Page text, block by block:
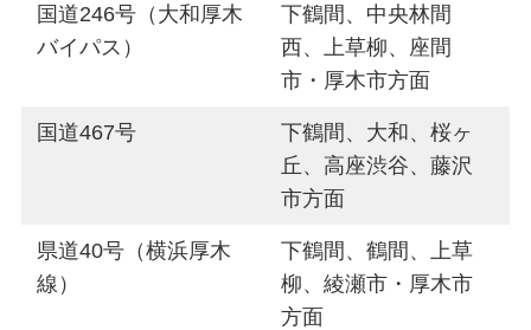
国道246号（大和厚木
バイパス）
下鶴間、中央林間
西、上草柳、座間
市・厚木市方面
国道467号
下鶴間、大和、桜ヶ
丘、高座渋谷、藤沢
市方面
県道40号（横浜厚木
線）
下鶴間、鶴間、上草
柳、綾瀬市・厚木市
方面